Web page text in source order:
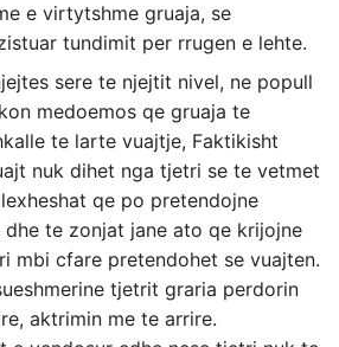
e virtytshme gruaja, se
tundimit per rrugen e lehte.
sere te njejtit nivel, ne popull
medoemos qe gruaja te
te larte vuajtje, Faktikisht
nuk dihet nga tjetri se te vetmet
qe po pretendojne
te zonjat jane ato qe krijojne
mbi cfare pretendohet se vuajten.
tjetrit graria perdorin
aktrimin me te arrire.